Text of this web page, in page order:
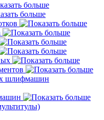
шлифмашин